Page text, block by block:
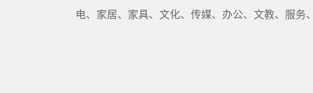
电、家居、家具、文化、传媒、办公、文教、服